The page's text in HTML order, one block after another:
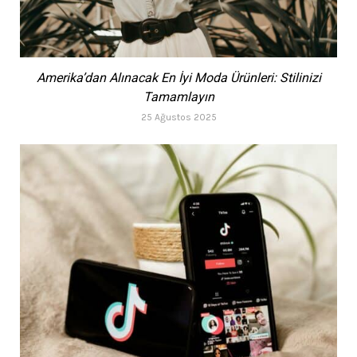
Amerika’dan Alınacak En İyi Moda Ürünleri: Stilinizi
Tamamlayın
25 Ağustos 2025